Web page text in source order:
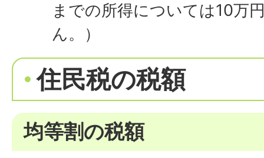
までの所得については10万
ん。）
住民税の税額
均等割の税額